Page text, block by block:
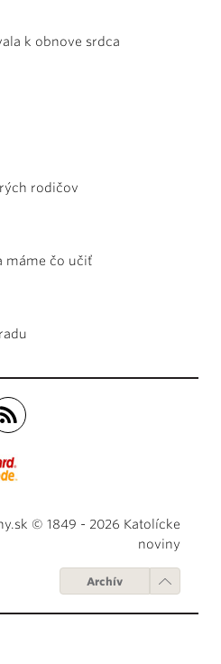
k obnove srdca
rodičov
máme čo učiť
© 1849 - 2026 Katolícke
noviny
Archív